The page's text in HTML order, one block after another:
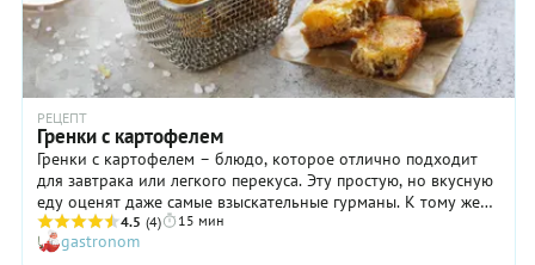
РЕЦЕПТ
Гренки с картофелем
Гренки с картофелем – блюдо, которое отлично подходит
для завтрака или легкого перекуса. Эту простую, но вкусную
еду оценят даже самые взыскательные гурманы. К тому же
гренки, с поджаренной картофельной корочкой даже на вид
очень аппетитны! Доступность продуктов – еще один плюс в
4.5 (4) 15 мин
gastronom